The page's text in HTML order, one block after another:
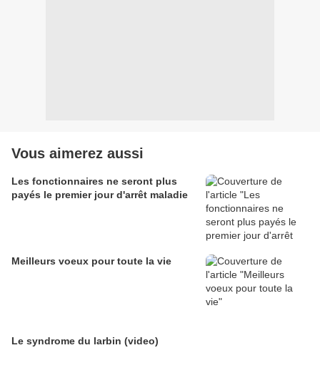
Vous aimerez aussi
Les fonctionnaires ne seront plus
payés le premier jour d'arrêt maladie
Meilleurs voeux pour toute la vie
Le syndrome du larbin (video)